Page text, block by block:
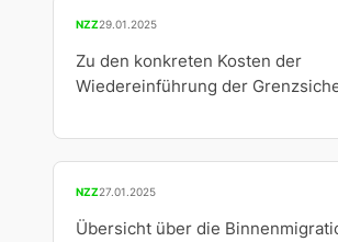
NZZ29.01.2025
Zu den konkreten Kosten der
Wiedereinführung der
NZZ27.01.2025
Übersicht über die